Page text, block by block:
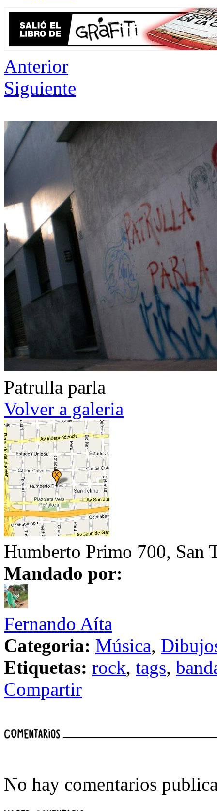
Anterior
Siguiente
Patrulla parla
Volver a galeria
Humberto Primo 700, San
Mandado por:
Fernando Aíta
Categoria: Música,
Etiquetas: rock, tags,
Compartir
No hay comentarios